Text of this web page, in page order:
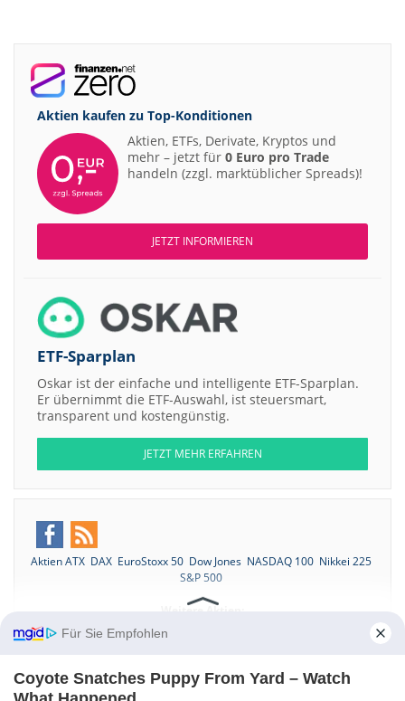
Aktien kaufen zu Top-Konditionen
Aktien, ETFs, Derivate, Kryptos und
mehr – jetzt für 0 Euro pro Trade
handeln (zzgl. marktüblicher Spreads)!
JETZT INFORMIEREN
ETF-Sparplan
Oskar ist der einfache und intelligente ETF-Sparplan.
Er übernimmt die ETF-Auswahl, ist steuersmart,
transparent und kostengünstig.
JETZT MEHR ERFAHREN
Aktien ATX DAX EuroStoxx 50 Dow Jones NASDAQ 100 Nikkei 225
S&P 500
Weitere Aktien:
RMP Energy
International Lithium
Enterprises
Sitemap-Datenschutz
Für Sie Empfohlen
Coyote Snatches Puppy From Yard – Watch